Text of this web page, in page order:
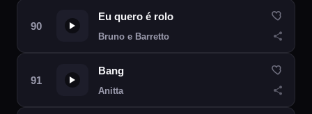
Eu quero é rolo
Bruno e Barretto
Bang
Anitta